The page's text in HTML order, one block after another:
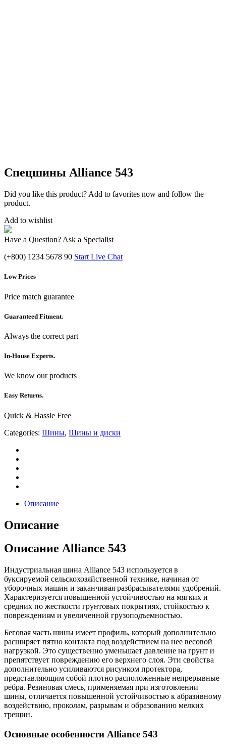
Спецшины Alliance 543
Did you like this product? Add to favorites now and follow the
product.
Add to wishlist
Have a Question? Ask a Specialist
(+800) 1234 5678 90 Start Live Chat
Low Prices
Price match guarantee
Guaranteed Fitment.
Always the correct part
In-House Experts.
We know our products
Easy Returns.
Quick & Hassle Free
Categories: Шины, Шины и диски
Описание
Описание
Описание Alliance 543
Индустриальная шина Alliance 543 используется в
буксируемой сельскохозяйственной технике, начиная от
уборочных машин и заканчивая разбрасывателями удобрений.
Характеризуется повышенной устойчивостью на мягких и
средних по жесткости грунтовых покрытиях, стойкостью к
повреждениям и увеличенной грузоподъемностью.
Беговая часть шины имеет профиль, который дополнительно
расширяет пятно контакта под воздействием на нее весовой
нагрузкой. Это существенно уменьшает давление на грунт и
препятствует повреждению его верхнего слоя. Эти свойства
дополнительно усиливаются рисунком протектора,
представляющим собой плотно расположенные непрерывные
ребра. Резиновая смесь, применяемая при изготовлении
шины, отличается повышенной устойчивостью к абразивному
воздействию, проколам, разрывам и образованию мелких
трещин.
Основные особенности Alliance 543